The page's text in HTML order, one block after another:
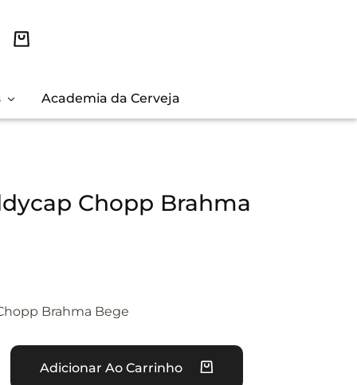
Academia da Cerveja
Chopp Brahma
Brahma Bege
Adicionar Ao Carrinho